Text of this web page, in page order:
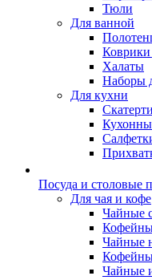
Тюли
Для ванной
Коврики
Халаты
Наборы
Для кухни
Скатерти
Посуда и столовые
Для чая и кофе
Чайные
Чайные
Чайные